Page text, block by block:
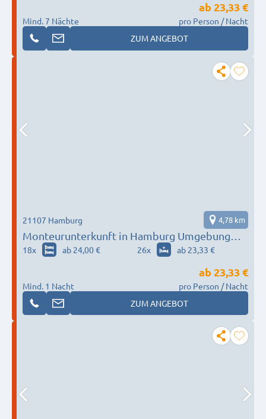
Mind. 7 Nächte
ab 23,33 €
pro Person / Nacht
ZUM ANGEBOT
Monteurunterkunft in Hamburg Umgebung
nach Wunsch / Bedürfnis
21107 Hamburg 4,78 km
18x ab 24,00 € 26x ab 23,33 €
Mind. 1 Nacht
ab 23,33 €
pro Person / Nacht
ZUM ANGEBOT